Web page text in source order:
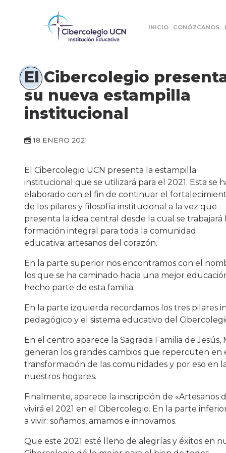
INICIO CONÓZCANOS
El Cibercolegio
su nueva estampilla
institucional
18 ENERO 2021
El Cibercolegio UCN presenta la estampilla
institucional que se utilizará para el 2021. Esta se
elaborado con el fin de continuar el
de los pilares y filosofía institucional a la vez que
presenta la idea central desde la cual se trabajará
formación integral para toda la comunidad
educativa: artesanos del corazón.
En la parte superior nos encontramos con el
los que se ha caminado hacia una mejor
hecho parte de esta familia.
En la parte izquierda recordamos los tres pilares
pedagógico y el sistema educativo del
En el centro aparece la Sagrada Familia de
generan los grandes cambios que repercuten en
transformación de las comunidades y por eso en
nuestros hogares.
Finalmente, aparece la inscripción de «Artesanos
vivirá el 2021 en el Cibercolegio. En la parte
a vivir: soñamos, amamos e innovamos.
Que este 2021 esté lleno de alegrías y éxitos en